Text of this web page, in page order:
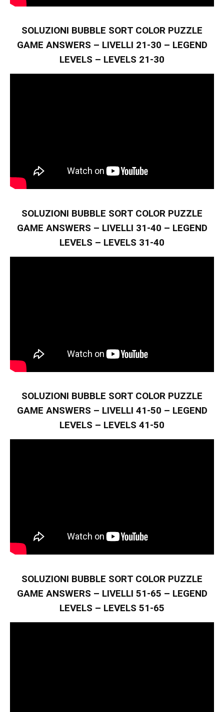
SOLUZIONI BUBBLE SORT COLOR PUZZLE
GAME ANSWERS – LIVELLI 21-30 – LEGEND
LEVELS – LEVELS 21-30
SOLUZIONI BUBBLE SORT COLOR PUZZLE
GAME ANSWERS – LIVELLI 31-40 – LEGEND
LEVELS – LEVELS 31-40
SOLUZIONI BUBBLE SORT COLOR PUZZLE
GAME ANSWERS – LIVELLI 41-50 – LEGEND
LEVELS – LEVELS 41-50
SOLUZIONI BUBBLE SORT COLOR PUZZLE
GAME ANSWERS – LIVELLI 51-65 – LEGEND
LEVELS – LEVELS 51-65